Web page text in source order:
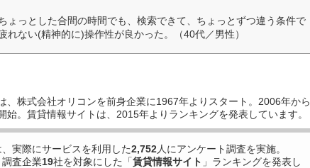
ょっとした合間の時間でも、検索できて、ちょっとずつ違う条件で
れない(精神的に)操作性が良かった。（40代／男性）
、株式会社オリコンを前身企業に1967年よりスタート。2006年から
始。賃貸情報サイトは、2015年よりランキングを発表しています。
実際にサービスを利用した2,752人にアンケート調査を実施。
査企業19社を対象にした「賃貸情報サイト 」ランキングを発表し